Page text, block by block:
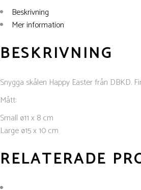
Beskrivning
Mer information
BESKRIVNING
Snygga skålen Happy Easter från DBKD.
Mått:
Small ø11 x 8 cm
Large ø15 x 10 cm
RELATERADE